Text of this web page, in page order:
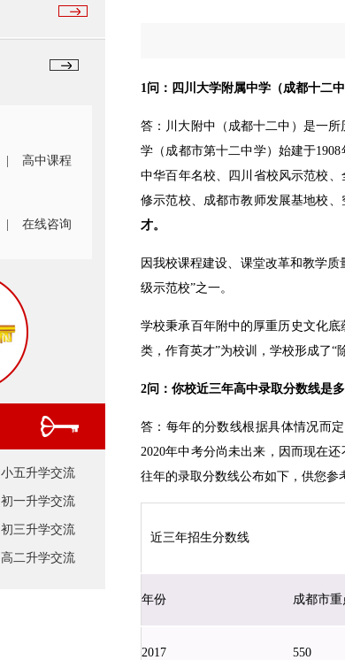
高中课程
在线咨询
小五升学交流
初一升学交流
初三升学交流
高二升学交流
1问：四川大学附属中学（成都十二
答：川大附中（成都十二中）是一
学（成都市第十二中学）始建于
中华百年名校、四川省校风示范校
修示范校、成都市教师发展基地校、
才。
因我校课程建设、课堂改革和教学
级示范校”之一。
学校秉承百年附中的厚重历史文化
类，作育英才”为校训，学校形成了“
2问：你校近三年高中录取分数线是
答：每年的分数线根据具体情况而
2020年中考分尚未出来，因而现在
往年的录取分数线公布如下，供您参
近三年招生分数线
年份 成都市
2017 550